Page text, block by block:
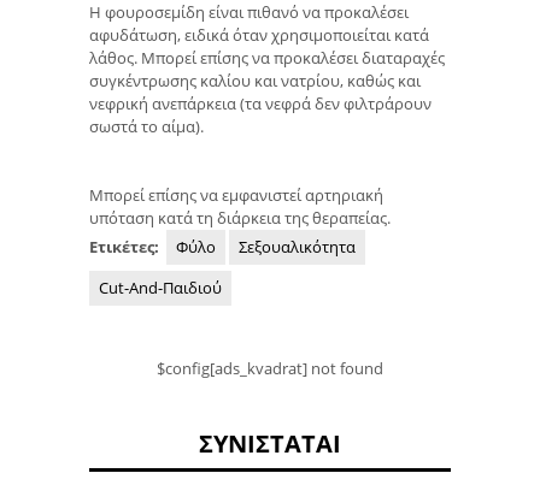
Η φουροσεμίδη είναι πιθανό να προκαλέσει
αφυδάτωση, ειδικά όταν χρησιμοποιείται κατά
λάθος. Μπορεί επίσης να προκαλέσει διαταραχές
συγκέντρωσης καλίου και νατρίου, καθώς και
νεφρική ανεπάρκεια (τα νεφρά δεν φιλτράρουν
σωστά το αίμα).
Μπορεί επίσης να εμφανιστεί αρτηριακή
υπόταση κατά τη διάρκεια της θεραπείας.
Ετικέτες:
Φύλο
Σεξουαλικότητα
Cut-And-Παιδιού
$config[ads_kvadrat] not found
ΣΥΝΙΣΤΆΤΑΙ